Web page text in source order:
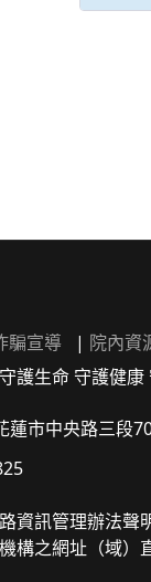
騙宣導 | 院內資
護生命 守護健康
蓮市中央路三段
資訊管理辦法聲
構之網址（域